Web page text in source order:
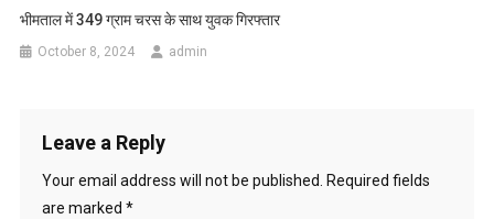
भीमताल में 349 ग्राम चरस के साथ युवक गिरफ्तार
October 8, 2024 admin
Leave a Reply
Your email address will not be published.
Required fields
are marked *